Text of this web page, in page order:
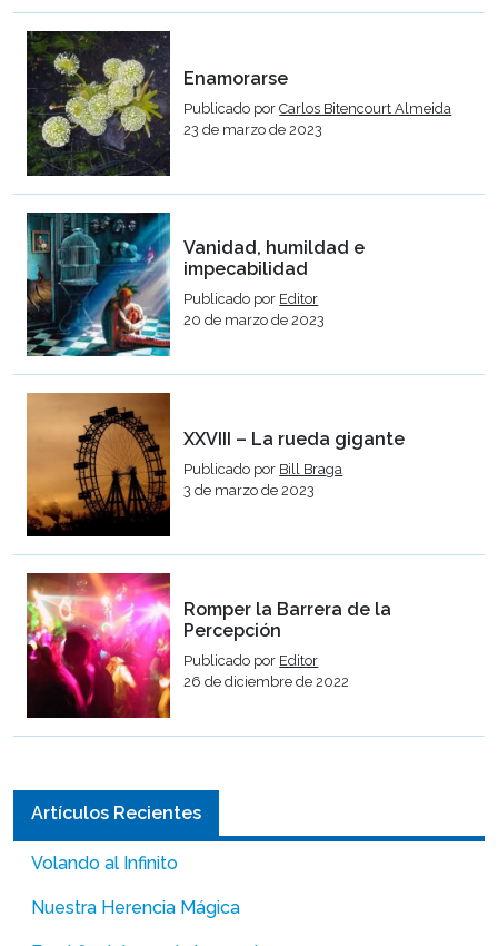
Enamorarse
Publicado porCarlos Bitencourt Almeida
23 de marzo de 2023
Vanidad, humildad e
impecabilidad
Publicado por Editor
20 de marzo de 2023
XXVIII – La rueda gigante
Publicado por Bill Braga
3 de marzo de 2023
Romper la Barrera de la
Percepción
Publicado por Editor
26 de diciembre de 2022
Artículos Recientes
Volando al Infinito
Nuestra Herencia Mágica